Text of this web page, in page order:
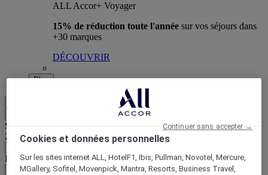
ALL Accor+ Voyager
15% de réduction toute l'année sur vos séjours dans
+30 marques
DÉCOUVRIR
Plus
Sélectionnez votre zone et votre langue ci-dessous
Zone géographique
Pays/Région - Langue
Cookies et données personnelles
Sur les sites internet ALL, HotelF1, Ibis, Pullman, Novotel, Mercure,
MGallery, Sofitel, Movenpick, Mantra, Resorts, Business Travel,
Continuer sans accepter →